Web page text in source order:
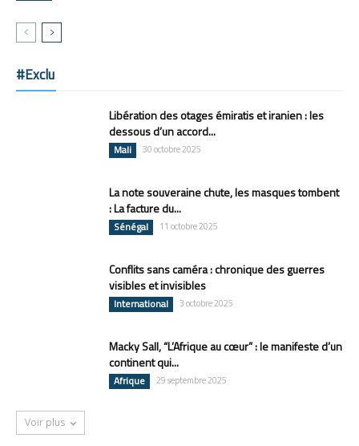
#Exclu
Libération des otages émiratis et iranien : les
dessous d’un accord...
Mali 30 octobre 2025
La note souveraine chute, les masques tombent
: La facture du...
Sénégal 11 octobre 2025
Conflits sans caméra : chronique des guerres
visibles et invisibles
International 3 octobre 2025
Macky Sall, “L’Afrique au cœur” : le manifeste d’un
continent qui...
Afrique 29 septembre 2025
Voir plus